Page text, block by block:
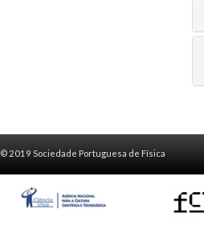
© 2019 Sociedade Portuguesa de Física